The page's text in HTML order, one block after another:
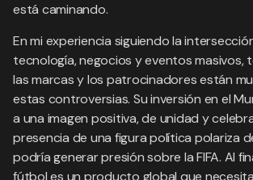
está caminando.
En mi experiencia siguiendo la
tecnología, negocios y eventos masivos,
las marcas y los patrocinadores están
estas controversias. Su inversión en el
a una imagen positiva, de unidad y
presencia de una figura política polariza
podría generar presión sobre la FIFA. Al
fútbol es un producto global que